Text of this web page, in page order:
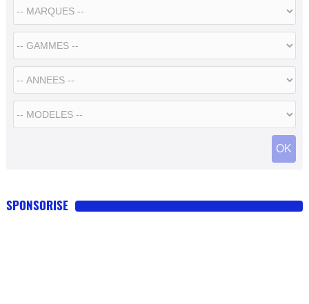
SPONSORISE